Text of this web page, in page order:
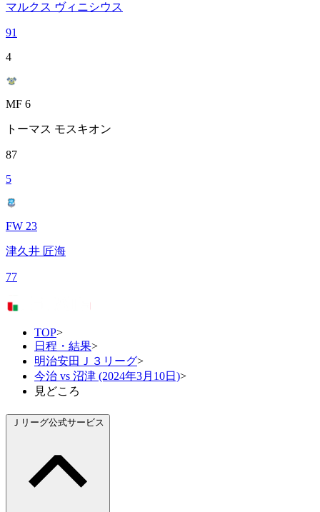
マルクス ヴィニシウス
91
4
MF 6
トーマス モスキオン
87
5
FW 23
津久井 匠海
77
TOP>
日程・結果>
明治安田Ｊ３リーグ>
今治 vs 沼津 (2024年3月10日)>
見どころ
Ｊリーグ公式サービス